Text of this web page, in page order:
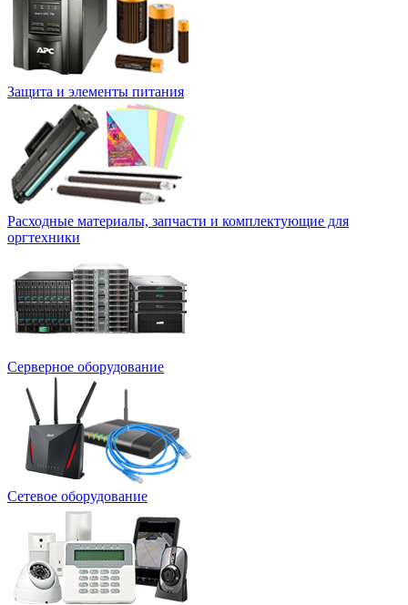
Защита и элементы питания
Расходные материалы, запчасти и комплектующие для
оргтехники
Серверное оборудование
Сетевое оборудование